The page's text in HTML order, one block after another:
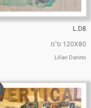
L.D8
120X80 ס"מ
Lilian Danino